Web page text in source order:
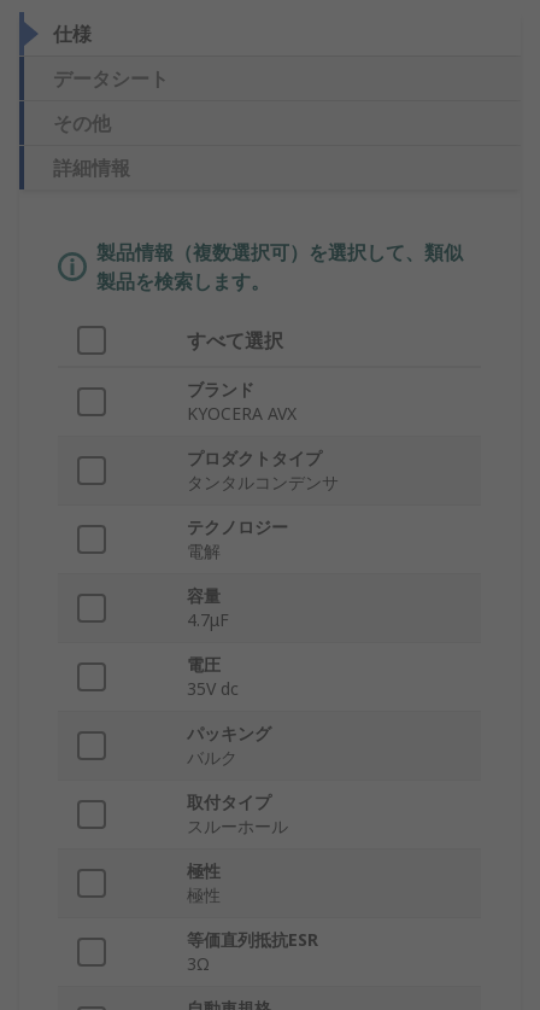
仕様
データシート
その他
詳細情報
製品情報（複数選択可）を選択して、類似
製品を検索します。
すべて選択
ブランド
KYOCERA AVX
プロダクトタイプ
タンタルコンデンサ
テクノロジー
電解
容量
4.7μF
電圧
35V dc
パッキング
バルク
取付タイプ
スルーホール
極性
極性
等価直列抵抗ESR
3Ω